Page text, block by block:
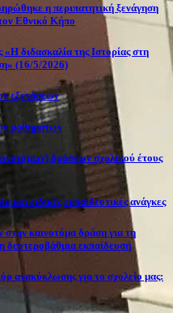
η περιπατητική ξενάγηση
Εθνικό Κήπο
διδασκαλία της Ιστορίας στη
(16/5/2026)
εξετάσεων
μαθημάτων
δράσεων σχολικού έτους
και ειδικές εκπαιδευτικές ανάγκες
καινοτόμα δράση για τη
δευτεροβάθμια εκπαίδευση
ανακύκλωσης για το σχολείο μας: